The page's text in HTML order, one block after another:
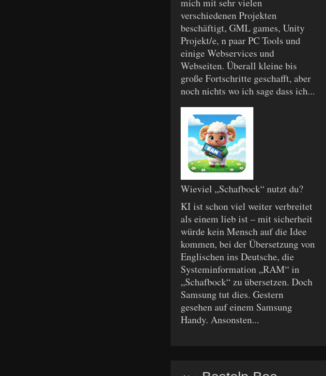
mich mit sehr vielen
verschiedenen Projekten
beschäftigt, GML games, Unity
Projekt/e, n paar PC Tools und
einige Webservices und
Webseiten. Überall kleine bis
große Fortschritte geschafft, aber
noch nichts wo ich sage dass ich...
Wieviel „Schafbock“ nutzt du?
KI ist schon viel weiter verbreitet
als einem lieb ist – mit sicherheit
würde kein Mensch auf die Idee
kommen, bei der Übersetzung von
Englischen ins Deutsche, die
Systeminformation „RAM“ in
„Schafbock“ zu übersetzen. Doch
Samsung tut dies. Gestern
gesehen auf einem Samsung
Handy. Ansonsten...